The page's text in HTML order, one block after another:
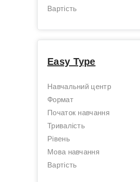
Вартість
Easy Type
Навчальний центр
Формат
Початок навчання
Тривалість
Рівень
Мова навчання
Вартість